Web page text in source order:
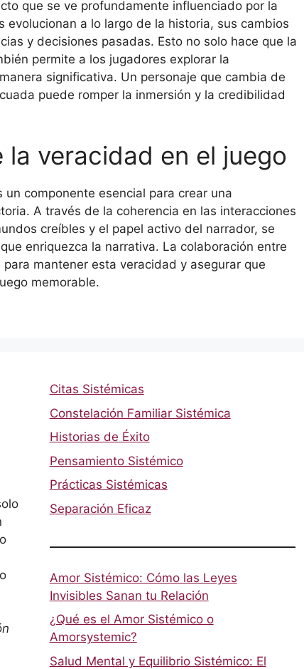
que se ve profundamente influenciado por la
a lo largo de la historia, sus cambios
y decisiones pasadas. Esto no solo hace que la
permite a los jugadores explorar la
significativa. Un personaje que cambia de
puede romper la inmersión y la credibilidad
la veracidad en el juego
componente esencial para crear una
A través de la coherencia en las interacciones
creíbles y el papel activo del narrador, se
enriquezca la narrativa. La colaboración entre
mantener esta veracidad y asegurar que
memorable.
Citas Sistémicas
Constelación Familiar Sistémica
Historias de Éxito
Pensamiento Sistémico
Prácticas Sistémicas
Separación Eficaz
Amor Sistémico: Cómo las Leyes
Invisibles Sanan tu Relación
¿Qué es el Amor Sistémico o
Amorsystemic?
Salud Mental y Equilibrio Sistémico: El